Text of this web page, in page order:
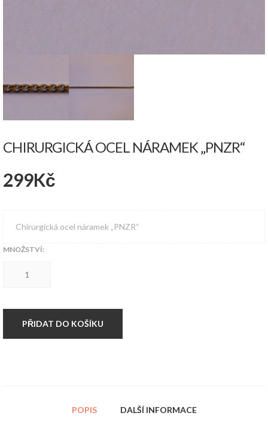
CHIRURGICKÁ OCEL NÁRAMEK „PNZR“
299Kč
Chirurgická ocel náramek „PNZR“
MNOŽSTVÍ:
množství
PŘIDAT DO KOŠÍKU
POPIS DALŠÍ INFORMACE